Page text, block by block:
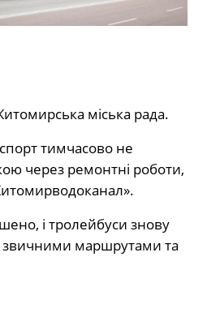
міська рада.
тимчасово не
через ремонтні роботи,
і тролейбуси знову
маршрутами та